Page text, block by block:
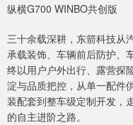
纵横G700 WINBO共创版
三十余载深耕，东箭科技从
承载装饰、车辆前后防护、
终以用户户外出行、露营探
淀与品质把控，从单一配件
装配套到整车级定制开发，
的自主进阶之路。